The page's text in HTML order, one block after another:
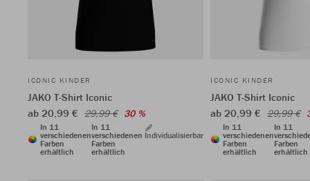
ICONIC KINDER
JAKO T-Shirt Iconic
ab 20,99 € 29,99 € 30 %
In 11
verschiedenen
Farben
erhältlich
In 11
verschiedenen
Farben
erhältlich
Individualisierbar
ICONIC KINDER
JAKO T-Shirt Iconic
ab 20,99 € 29,99 €
In 11
verschiedenen
Farben
erhältlich
In 11
Farben
erhältlich